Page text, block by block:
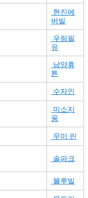
현진에
버빌
우림필
유
남양휴
튼
수자인
미소지
움
우미 린
솔파크
블루빌